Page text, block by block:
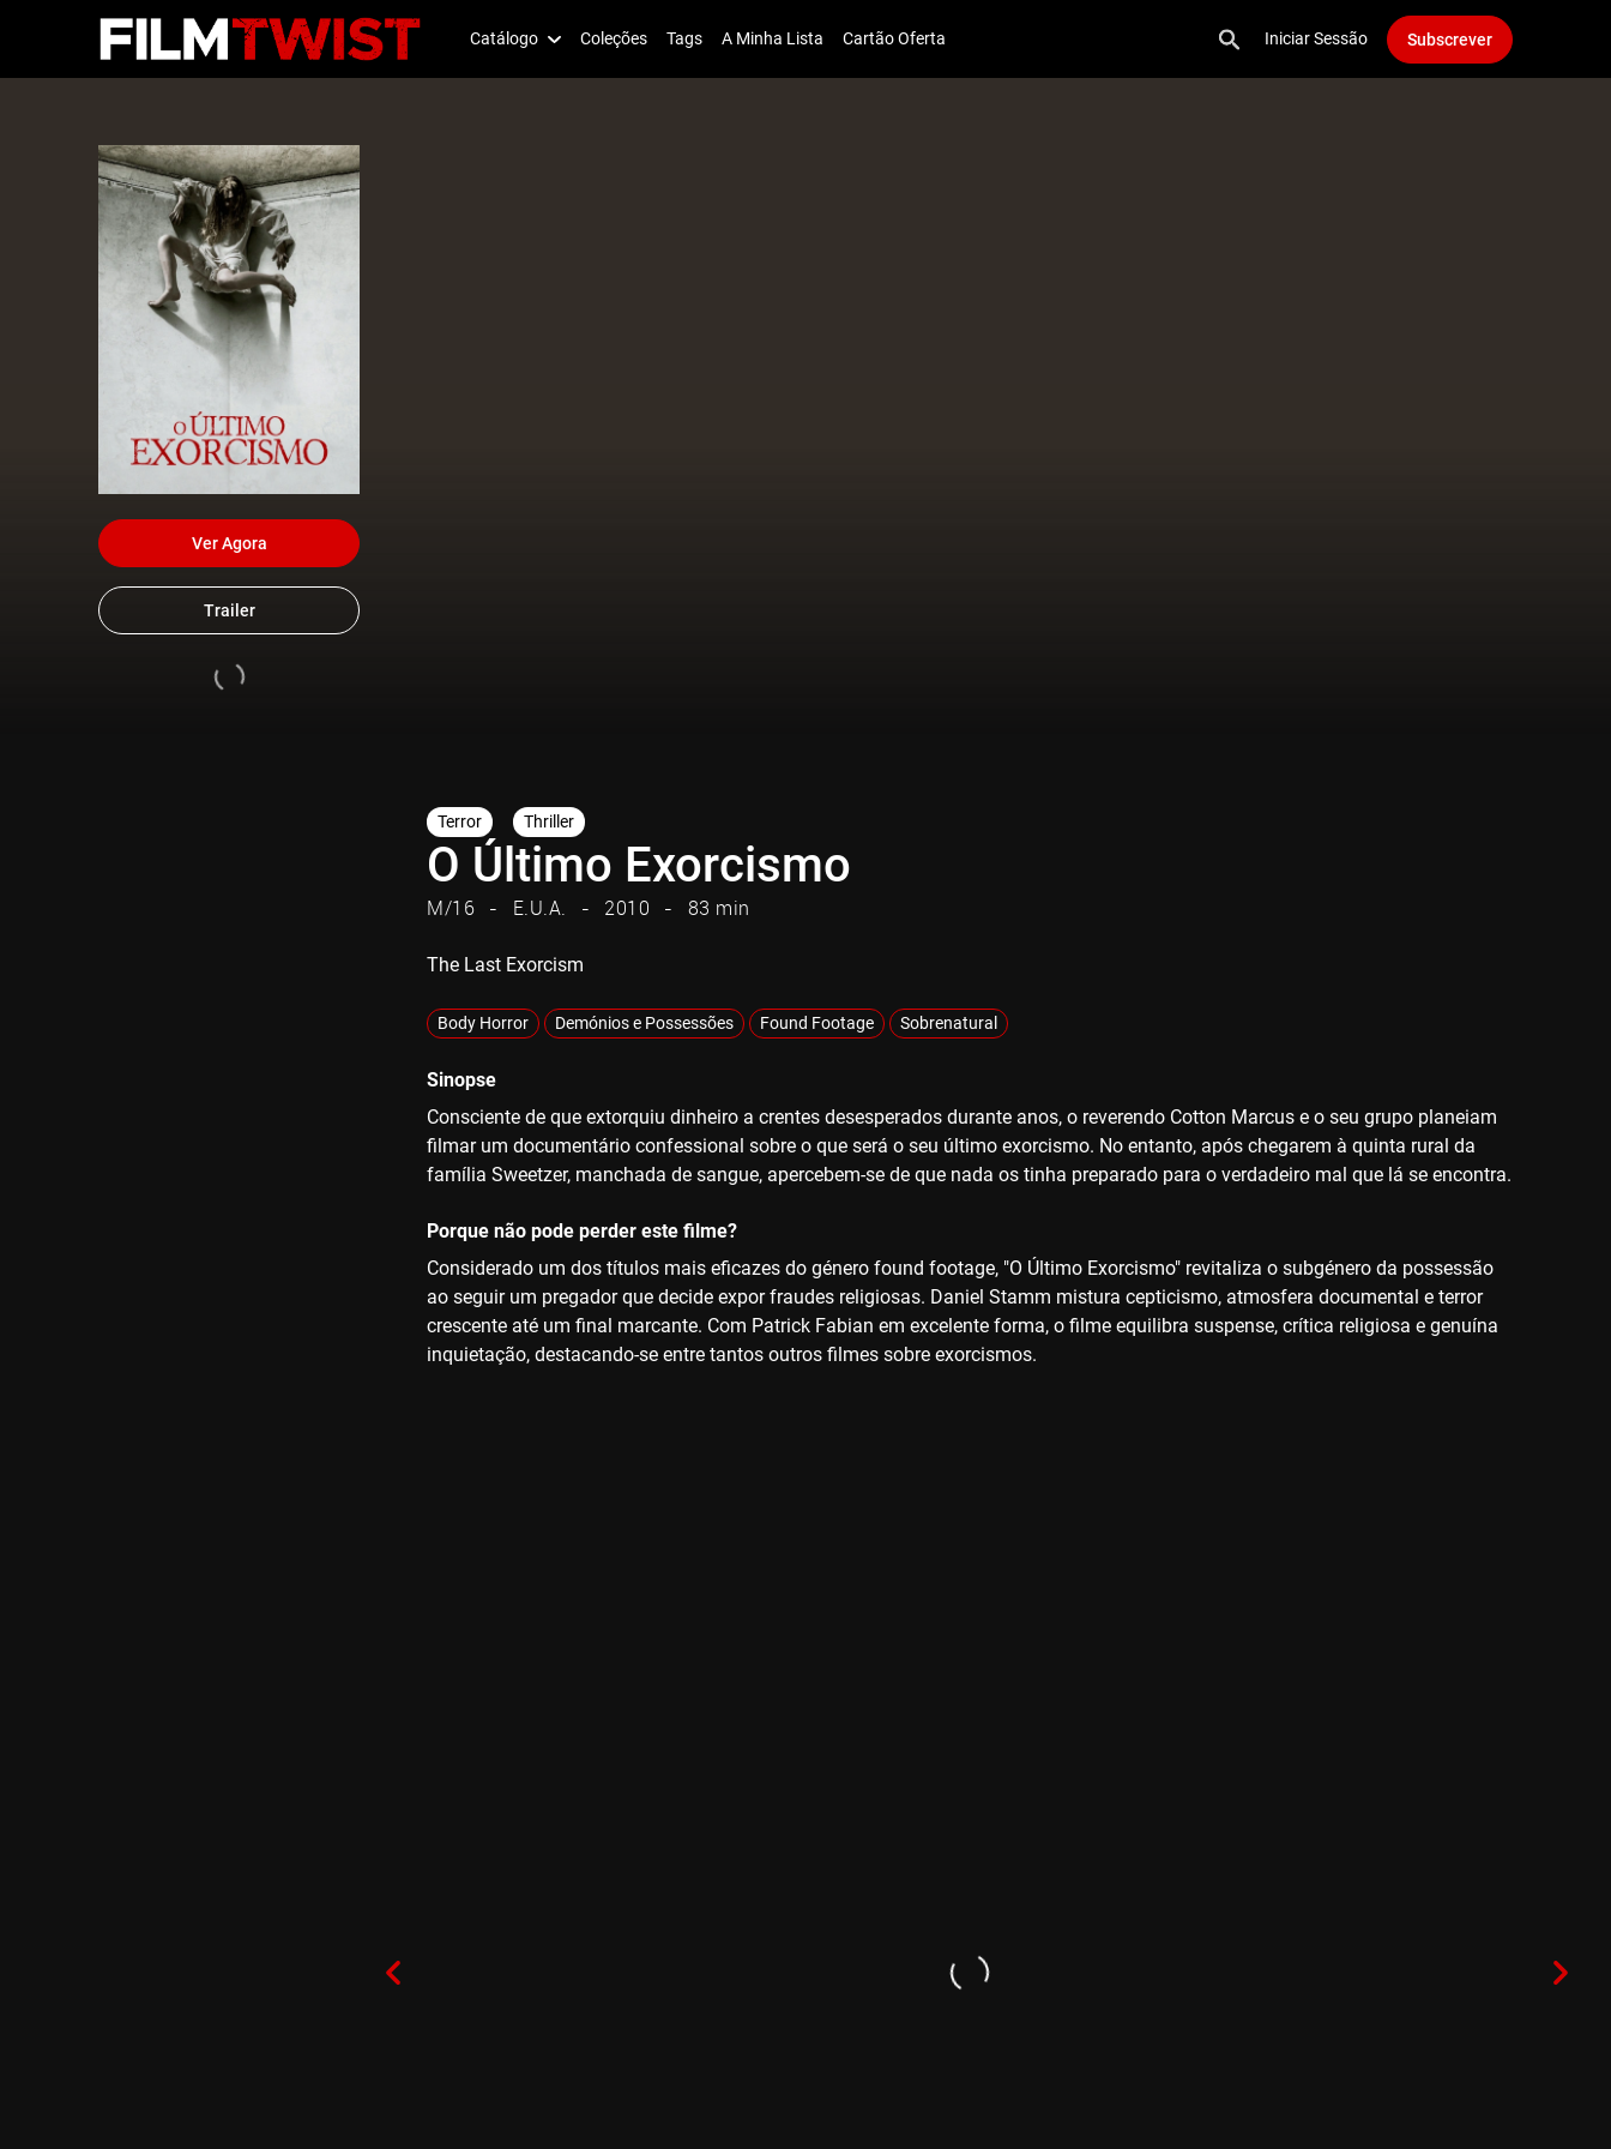
Catálogo Coleções Tags A Minha Lista Cartão Oferta Iniciar Sessão Subscrever
Ver Agora
Trailer
Terror Thriller
O Último Exorcismo
M/16 E.U.A. 2010 83 min
The Last Exorcism
Body Horror Demónios e Possessões Found Footage Sobrenatural
Sinopse
Consciente de que extorquiu dinheiro a crentes desesperados durante anos, o reverendo Cotton Marcus e o seu grupo planeiam
filmar um documentário confessional sobre o que será o seu último exorcismo. No entanto, após chegarem à quinta rural da
família Sweetzer, manchada de sangue, apercebem-se de que nada os tinha preparado para o verdadeiro mal que lá se encontra.
Porque não pode perder este filme?
Considerado um dos títulos mais eficazes do género found footage, "O Último Exorcismo" revitaliza o subgénero da possessão
ao seguir um pregador que decide expor fraudes religiosas. Daniel Stamm mistura cepticismo, atmosfera documental e terror
crescente até um final marcante. Com Patrick Fabian em excelente forma, o filme equilibra suspense, crítica religiosa e genuína
inquietação, destacando-se entre tantos outros filmes sobre exorcismos.